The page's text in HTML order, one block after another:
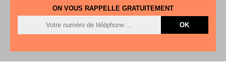
ON VOUS RAPPELLE GRATUITEMENT